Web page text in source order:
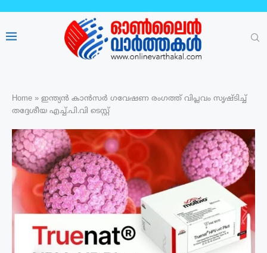
Home » ഇന്ത്യൻ കാൻസർ ഗവേഷണ രംഗത്ത് വിപ്ലവം സൃഷ്ടിച്ച്
തദ്ദേശീയ എച്ച്.പി.വി ടെസ്റ്റ്